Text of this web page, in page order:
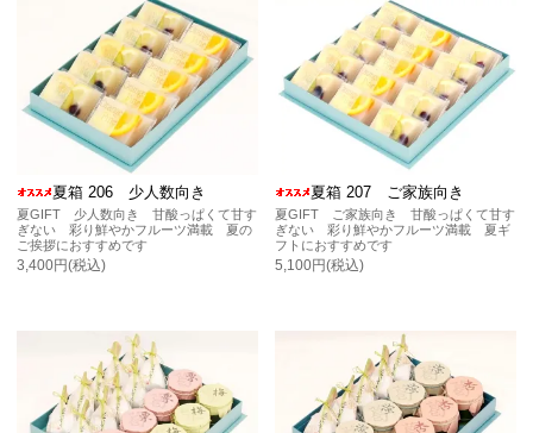
夏箱 206 少人数向き
夏GIFT 少人数向き 甘酸っぱくて甘す
ぎない 彩り鮮やかフルーツ満載 夏の
ご挨拶におすすめです
3,400円(税込)
夏箱 207 ご家族向き
夏GIFT ご家族向き 甘酸っぱくて甘す
ぎない 彩り鮮やかフルーツ満載 夏ギ
フトにおすすめです
5,100円(税込)